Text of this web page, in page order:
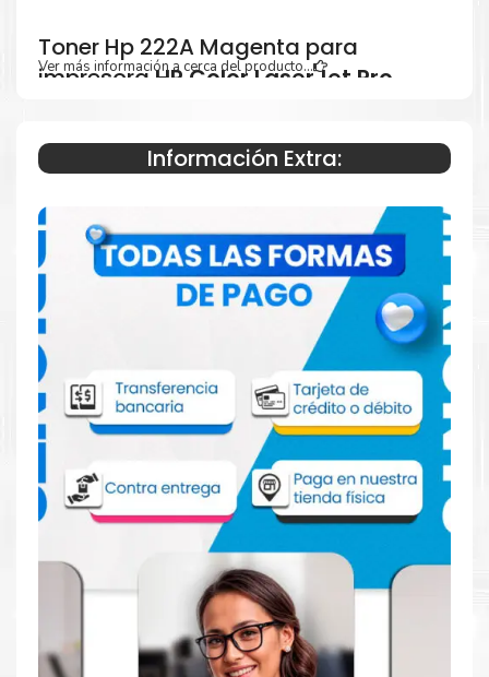
Toner Hp 222A Magenta para
impresoraHP Color LaserJet Pro
3302, 3303, 3388.
Especificaciones Técnicas
Para impresoras:
HP Color LaserJet
Pro 3201, 3202, 3203, 3288, MFP 3301, 3302,
3303, 3388
Rendimiento:
Rendimiento de 1200 páginas aprox.
Ver más información a cerca del producto...
Información Extra: